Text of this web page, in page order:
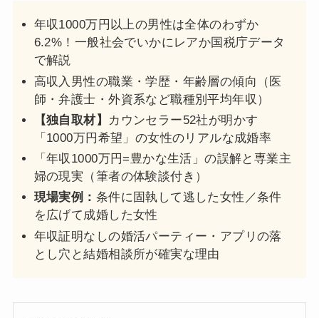
年収1000万円以上の男性は全体のわずか
6.2%！一般社会でいかにレアか国税庁データ
で解説
高収入男性の職業・学歴・年齢層の傾向（医
師・弁護士・外資系など職種別平均年収）
【独自取材】 カウンセラー52社が明かす
「1000万円希望」の女性のリアルな成婚率
「年収1000万円=豊かな生活」の誤解と専業主
婦の現実（筆者の体験談付き）
現場実例： 条件に固執して逃した女性／条件
を広げて成婚した女性
年収証明なしの婚活パーティー・アプリの落
とし穴と結婚相談所が確実な理由